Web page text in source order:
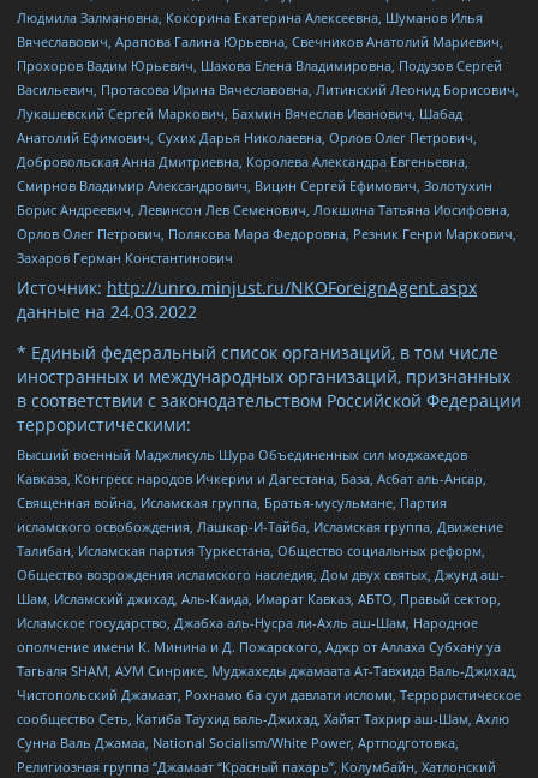
Людмила Залмановна, Кокорина Екатерина Алексеевна, Шуманов Илья
Вячеславович, Арапова Галина Юрьевна, Свечников Анатолий Мариевич,
Прохоров Вадим Юрьевич, Шахова Елена Владимировна, Подузов Сергей
Васильевич, Протасова Ирина Вячеславовна, Литинский Леонид Борисович,
Лукашевский Сергей Маркович, Бахмин Вячеслав Иванович, Шабад
Анатолий Ефимович, Сухих Дарья Николаевна, Орлов Олег Петрович,
Добровольская Анна Дмитриевна, Королева Александра Евгеньевна,
Смирнов Владимир Александрович, Вицин Сергей Ефимович, Золотухин
Борис Андреевич, Левинсон Лев Семенович, Локшина Татьяна Иосифовна,
Орлов Олег Петрович, Полякова Мара Федоровна, Резник Генри Маркович,
Захаров Герман Константинович
Источник: http://unro.minjust.ru/NKOForeignAgent.aspx
данные на 24.03.2022
* Единый федеральный список организаций, в том числе
иностранных и международных организаций, признанных
в соответствии с законодательством Российской Федерации
террористическими:
Высший военный Маджлисуль Шура Объединенных сил моджахедов
Кавказа, Конгресс народов Ичкерии и Дагестана, База, Асбат аль-Ансар,
Священная война, Исламская группа, Братья-мусульмане, Партия
исламского освобождения, Лашкар-И-Тайба, Исламская группа, Движение
Талибан, Исламская партия Туркестана, Общество социальных реформ,
Общество возрождения исламского наследия, Дом двух святых, Джунд аш-
Шам, Исламский джихад, Аль-Каида, Имарат Кавказ, АБТО, Правый сектор,
Исламское государство, Джабха аль-Нусра ли-Ахль аш-Шам, Народное
ополчение имени К. Минина и Д. Пожарского, Аджр от Аллаха Субхану уа
Тагьаля SHAM, АУМ Синрике, Муджахеды джамаата Ат-Тавхида Валь-Джихад,
Чистопольский Джамаат, Рохнамо ба суи давлати исломи, Террористическое
сообщество Сеть, Катиба Таухид валь-Джихад, Хайят Тахрир аш-Шам, Ахлю
Сунна Валь Джамаа, National Socialism/White Power, Артподготовка,
Религиозная группа “Джамаат “Красный пахарь”, Колумбайн, Хатлонский